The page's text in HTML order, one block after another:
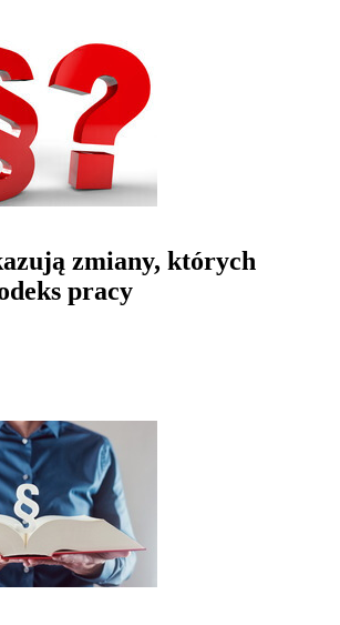
zmiany, których
pracy